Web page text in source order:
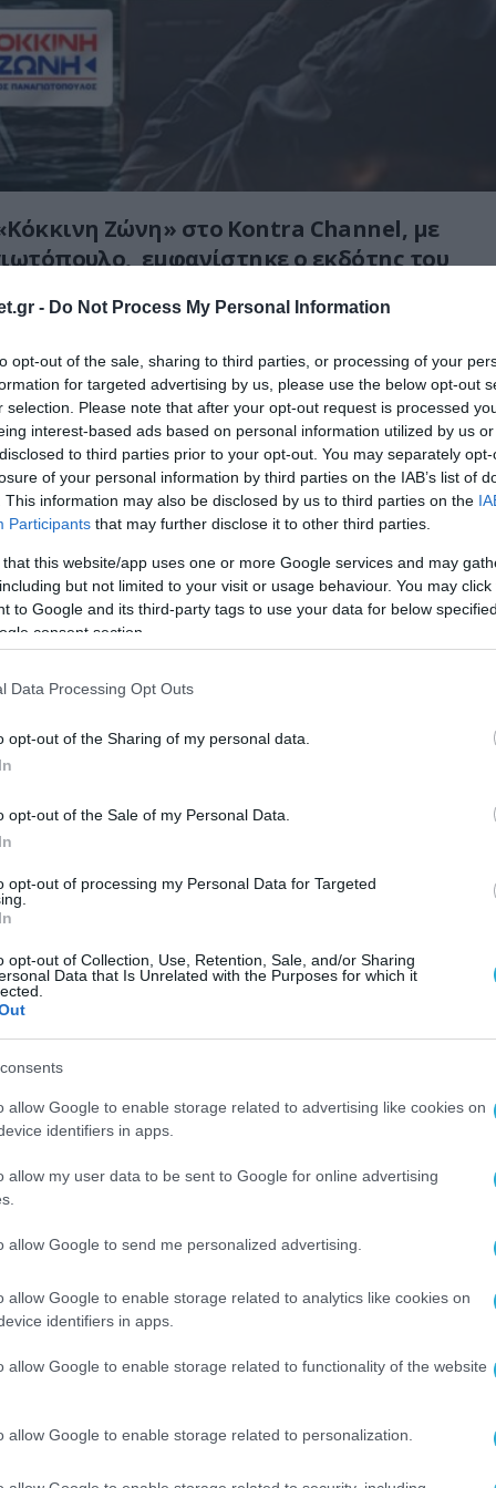
- Do Not Process My Personal Information
opt-out of the sale, sharing to third parties, or processing of your
for targeted advertising by us, please use the below opt-out
selection. Please note that after your opt-out request is processed
interest-based ads based on personal information utilized by us
to third parties prior to your opt-out. You may separately
of your personal information by third parties on the IAB’s list of
This information may also be disclosed by us to third parties on the
Participants that may further disclose it to other third parties.
that this website/app uses one or more Google services and may
but not limited to your visit or usage behaviour. You may
to Google and its third-party tags to use your data for below
consent section.
Data Processing Opt Outs
opt-out of the Sharing of my personal data.
opt-out of the Sale of my Personal Data.
opt-out of processing my Personal Data for Targeted
opt-out of Collection, Use, Retention, Sale, and/or Sharing
Data that Is Unrelated with the Purposes for which it
allow Google to enable storage related to advertising like cookies on
identifiers in apps.
allow my user data to be sent to Google for online advertising
allow Google to send me personalized advertising.
allow Google to enable storage related to analytics like cookies on
identifiers in apps.
allow Google to enable storage related to functionality of the website
allow Google to enable storage related to personalization.
Ζώνη» στο Kontra Channel, με
εμφανίστηκε ο εκδότης του
με εκρητκικά ουκρανικού
επίσημα την ταυτότητά του και
στην Λευκάδα.
«Είναι η κόκκινη ζώνη. Περνάμε
Θα συνδεθούμε αμέσως με δύο
συνομιλητές. Καλωσορίζω τον εκδότη και
του pronews.gr, τον καλό μου συνάδελφο
Γκουριώτη. Καλή εβδομάδα. Και
παρέα μας τον ναύαρχο του Λιμενικού
την δημοσιογραφική πληροφόρηση και ας
ο ναύαρχος από τεχνικής και
Κύριε Γκουριώτη, τι εικόνα έχετε
εικόνα είναι αυτή την οποία
κατασκευής drone, το οποίο με το που
αμέσως περί τίνος επρόκειτο kai
επιθέσεις